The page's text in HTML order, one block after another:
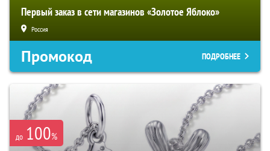
Первый заказ в сети магазинов «Золотое Яблоко»
Россия
Промокод ПОДРОБНЕЕ
до 100%